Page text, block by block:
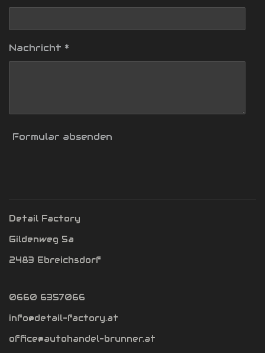
Nachricht *
Formular absenden
Detail Factory
Gildenweg 5a
2483 Ebreichsdorf
0660 6357066
info@detail-factory.at
office@autohandel-brunner.at